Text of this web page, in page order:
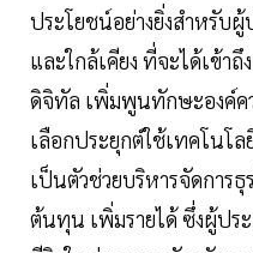
ประโยชน์อย่างยิ่งสำหรั
และใกล้เคียง ที่จะได้เข้า
ดิจิทัล เพิ่มพูนทักษะองค์ค
เลือกประยุกต์ใช้เทคโนโ
เป็นตัวช่วยบริหารจัดการ
ต้นทุน เพิ่มรายได้ ซึ่งผู้ปร